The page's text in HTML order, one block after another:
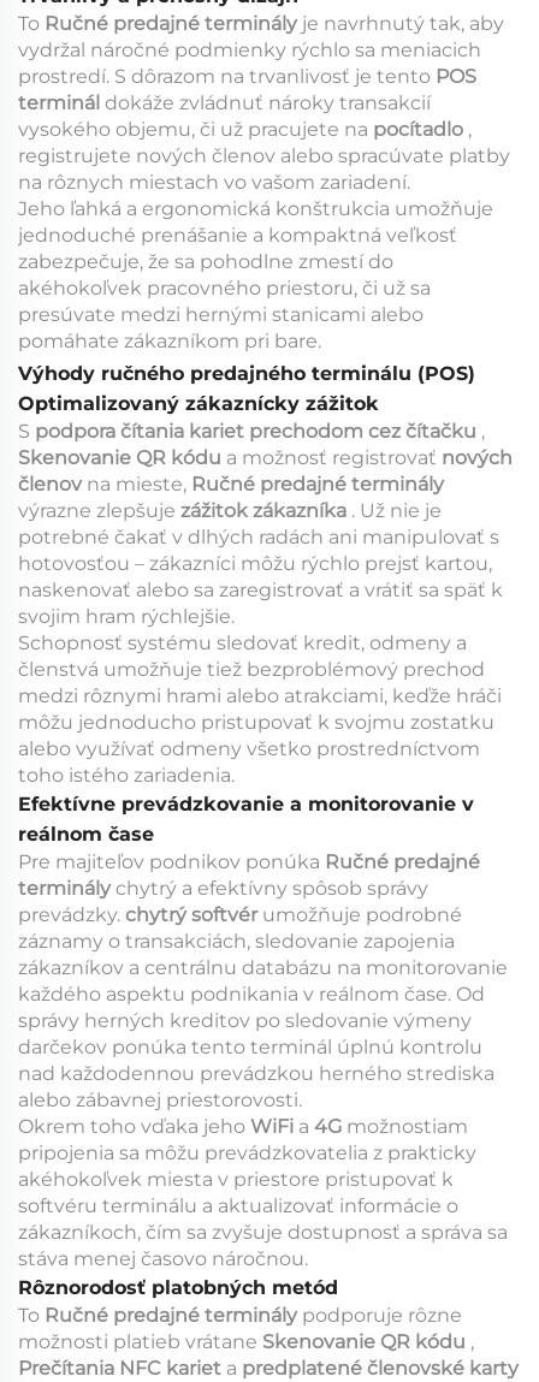
To Ručné predajné terminály je navrhnutý tak, aby
vydržal náročné podmienky rýchlo sa meniacich
prostredí. S dôrazom na trvanlivosť je tento POS
terminál dokáže zvládnuť nároky transakcií
vysokého objemu, či už pracujete na pocítadlo ,
registrujete nových členov alebo spracúvate platby
na rôznych miestach vo vašom zariadení.
Jeho ľahká a ergonomická konštrukcia umožňuje
jednoduché prenášanie a kompaktná veľkosť
zabezpečuje, že sa pohodlne zmestí do
akéhokoľvek pracovného priestoru, či už sa
presúvate medzi hernými stanicami alebo
pomáhate zákazníkom pri bare.
Výhody ručného predajného terminálu (POS)
Optimalizovaný zákaznícky zážitok
S podpora čítania kariet prechodom cez čítačku ,
Skenovanie QR kódu a možnosť registrovať nových
členov na mieste, Ručné predajné terminály
výrazne zlepšuje zážitok zákazníka . Už nie je
potrebné čakať v dlhých radách ani manipulovať s
hotovosťou – zákazníci môžu rýchlo prejsť kartou,
naskenovať alebo sa zaregistrovať a vrátiť sa späť k
svojim hram rýchlejšie.
Schopnosť systému sledovať kredit, odmeny a
členstvá umožňuje tiež bezproblémový prechod
medzi rôznymi hrami alebo atrakciami, keďže hráči
môžu jednoducho pristupovať k svojmu zostatku
alebo využívať odmeny všetko prostredníctvom
toho istého zariadenia.
Efektívne prevádzkovanie a monitorovanie v
reálnom čase
Pre majiteľov podnikov ponúka Ručné predajné
terminálychytrý a efektívny spôsob správy
prevádzky. chytrý softvér umožňuje podrobné
záznamy o transakciách, sledovanie zapojenia
zákazníkov a centrálnu databázu na monitorovanie
každého aspektu podnikania v reálnom čase. Od
správy herných kreditov po sledovanie výmeny
darčekov ponúka tento terminál úplnú kontrolu
nad každodennou prevádzkou herného strediska
alebo zábavnej priestorovosti.
Okrem toho vďaka jeho WiFi a 4G možnostiam
pripojenia sa môžu prevádzkovatelia z prakticky
akéhokoľvek miesta v priestore pristupovať k
softvéru terminálu a aktualizovať informácie o
zákazníkoch, čím sa zvyšuje dostupnosť a správa sa
stáva menej časovo náročnou.
Rôznorodosť platobných metód
To Ručné predajné terminály podporuje rôzne
možnosti platieb vrátane Skenovanie QR kódu ,
Prečítania NFC kariet a predplatené členovské karty